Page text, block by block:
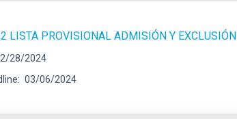
LISTA PROVISIONAL ADMISIÓN Y EXCLUSIÓN
28/2024
03/06/2024